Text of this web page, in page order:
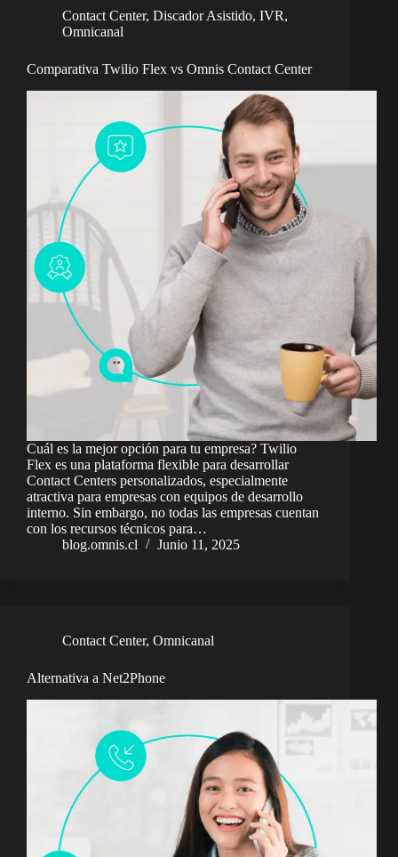
Contact Center, Discador Asistido, IVR,
Omnicanal
Comparativa Twilio Flex vs Omnis Contact Center
Cuál es la mejor opción para tu empresa? Twilio
Flex es una plataforma flexible para desarrollar
Contact Centers personalizados, especialmente
atractiva para empresas con equipos de desarrollo
interno. Sin embargo, no todas las empresas cuentan
con los recursos técnicos para…
blog.omnis.cl
Junio 11, 2025
Contact Center, Omnicanal
Alternativa a Net2Phone